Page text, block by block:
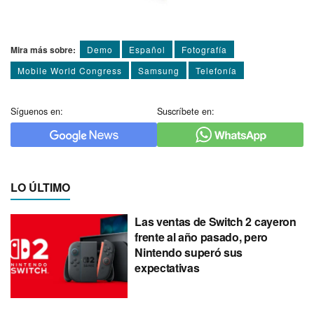
Mira más sobre: Demo Español
Fotografí­a
Mobile World Congress
Samsung Telefoní­a
Síguenos en: Suscríbete en:
LO ÚLTIMO
Las ventas de Switch 2 cayeron
frente al año pasado, pero
Nintendo superó sus
expectativas